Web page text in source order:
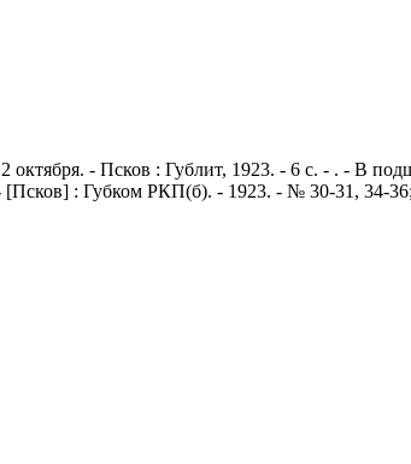
- Псков : Гублит, 1923. - 6 с. - . - В
: Губком РКП(б). - 1923. - № 30-31,